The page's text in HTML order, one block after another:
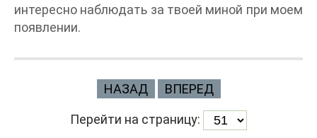
интересно наблюдать за твоей миной при моем
появлении.
НАЗАД ВПЕРЕД
Перейти на страницу: